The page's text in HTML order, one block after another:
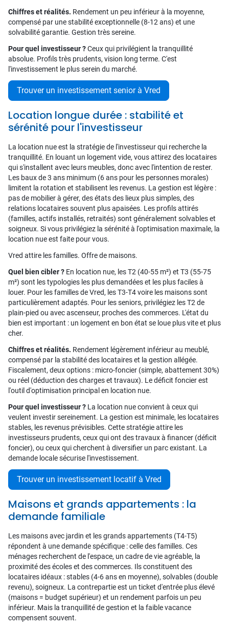
Chiffres et réalités. Rendement un peu inférieur à la moyenne,
compensé par une stabilité exceptionnelle (8-12 ans) et une
solvabilité garantie. Gestion très sereine.
Pour quel investisseur ?Ceux qui privilégient la tranquillité
absolue. Profils très prudents, vision long terme. C'est
l'investissement le plus serein du marché.
Trouver un investissement senior à Vred
Location longue durée : stabilité et
sérénité pour l'investisseur
La location nue est la stratégie de l'investisseur qui recherche la
tranquillité. En louant un logement vide, vous attirez des locataires
qui s'installent avec leurs meubles, donc avec l'intention de rester.
Les baux de 3 ans minimum (6 ans pour les personnes morales)
limitent la rotation et stabilisent les revenus. La gestion est légère :
pas de mobilier à gérer, des états des lieux plus simples, des
relations locataires souvent plus apaisées. Les profils attirés
(familles, actifs installés, retraités) sont généralement solvables et
soigneux. Si vous privilégiez la sérénité à l'optimisation maximale, la
location nue est faite pour vous.
Vred attire les familles. Offre de maisons.
Quel bien cibler ? En location nue, les T2 (40-55 m²) et T3 (55-75
m²) sont les typologies les plus demandées et les plus faciles à
louer. Pour les familles de Vred, les T3-T4 voire les maisons sont
particulièrement adaptés. Pour les seniors, privilégiez les T2 de
plain-pied ou avec ascenseur, proches des commerces. L'état du
bien est important : un logement en bon état se loue plus vite et plus
cher.
Chiffres et réalités. Rendement légèrement inférieur au meublé,
compensé par la stabilité des locataires et la gestion allégée.
Fiscalement, deux options : micro-foncier (simple, abattement 30%)
ou réel (déduction des charges et travaux). Le déficit foncier est
l'outil d'optimisation principal en location nue.
Pour quel investisseur ? La location nue convient à ceux qui
veulent investir sereinement. La gestion est minimale, les locataires
stables, les revenus prévisibles. Cette stratégie attire les
investisseurs prudents, ceux qui ont des travaux à financer (déficit
foncier), ou ceux qui cherchent à diversifier un parc existant. La
demande locale sécurise l'investissement.
Trouver un investissement locatif à Vred
Maisons et grands appartements : la
demande familiale
Les maisons avec jardin et les grands appartements (T4-T5)
répondent à une demande spécifique : celle des familles. Ces
ménages recherchent de l'espace, un cadre de vie agréable, la
proximité des écoles et des commerces. Ils constituent des
locataires idéaux : stables (4-6 ans en moyenne), solvables (double
revenu), soigneux. La contrepartie est un ticket d'entrée plus élevé
(maisons = budget supérieur) et un rendement parfois un peu
inférieur. Mais la tranquillité de gestion et la faible vacance
compensent souvent.